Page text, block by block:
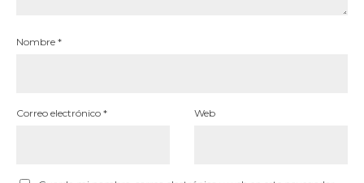
Nombre *
Correo electrónico * Web